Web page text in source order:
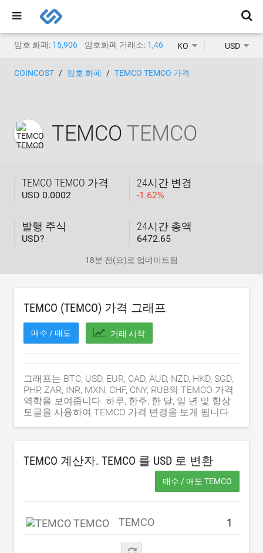
암호 화폐: 15,906 암호화폐 거래소: 1,468 KO USD
COINCOST 암호 화폐 TEMCO TEMCO 가격
TEMCO TEMCO
TEMCO TEMCO 가격
USD 0.0002
24시간 변경
-1.62%
발행 주식
USD?
24시간 총액
6472.65
18분 전(으)로 업데이트됨
TEMCO (TEMCO) 가격 그래프
매수 / 매도 거래 시작
그래프는 BTC, USD, EUR, CAD, AUD, NZD, HKD, SGD,
PHP, ZAR, INR, MXN, CHF, CNY, RUB의 TEMCO 가격
역학을 보여줍니다. 하루, 한주, 한 달, 일 년 및 항상
토글을 사용하여 TEMCO 가격 변경을 보게 됩니다.
TEMCO 계산자. TEMCO 를 USD 로 변환
매수 / 매도 TEMCO
TEMCO